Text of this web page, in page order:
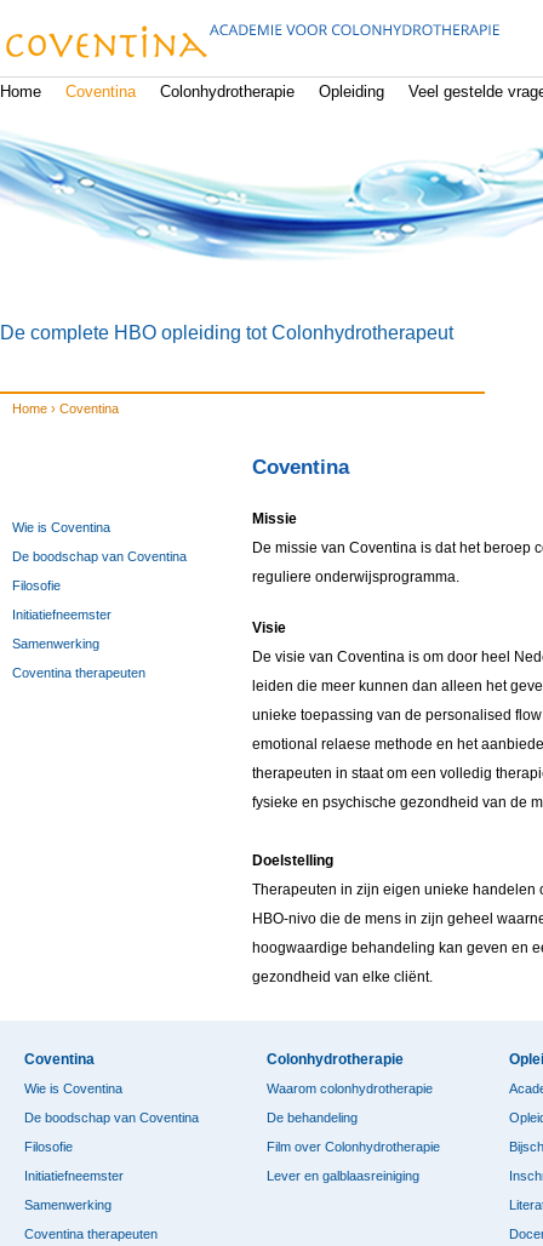
De complete HBO opleiding tot Colonhydrotherapeut
Home Coventina Colonhydrotherapie Opleiding Veel gestelde
Coventina
Missie
De missie van Coventina is dat het beroep
reguliere onderwijsprogramma.
Visie
De visie van Coventina is om door heel
leiden die meer kunnen dan alleen het
unieke toepassing van de personalised
emotional relaese methode en het
therapeuten in staat om een volledig
fysieke en psychische gezondheid van de
Doelstelling
Therapeuten in zijn eigen unieke
HBO-nivo die de mens in zijn geheel
hoogwaardige behandeling kan geven en
gezondheid van elke cliënt.
Home › Coventina
Wie is Coventina
De boodschap van Coventina
Filosofie
Initiatiefneemster
Samenwerking
Coventina therapeuten
Coventina
Wie is Coventina
De boodschap van Coventina
Filosofie
Initiatiefneemster
Samenwerking
Coventina therapeuten
Colonhydrotherapie
Waarom colonhydrotherapie
De behandeling
Film over Colonhydrotherapie
Lever en galblaasreiniging